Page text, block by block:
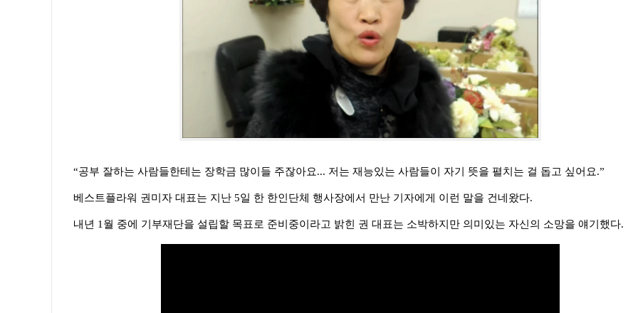
“공부 잘하는 사람들한테는 장학금 많이들 주잖아요... 저는 재능있는 사람들이 자기 뜻을 펼치는 걸 돕고 싶어요.”
베스트플라워 권미자 대표는 지난 5일 한 한인단체 행사장에서 만난 기자에게 이런 말을 건네왔다.
내년 1월 중에 기부재단을 설립할 목표로 준비중이라고 밝힌 권 대표는 소박하지만 의미있는 자신의 소망을 얘기했다.